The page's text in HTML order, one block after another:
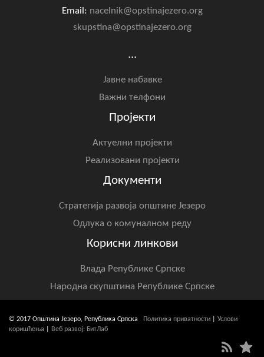
Email: nacelnik@opstinajezero.org
skupstina@opstinajezero.org
...
Јавне набавке
Важни телфони
Пројекти
Актуелни пројекти
Реализовани пројекти
Документи
Стратегија развоја општине Језеро
Одлука о комуналном реду
Корисни линкови
Влада Републике Српске
Народна скупштина Републике Српске
© 2017 Општина Језеро, Република Српска Политика приватности
Услови
коришћења
Веб развој: БитЛаб